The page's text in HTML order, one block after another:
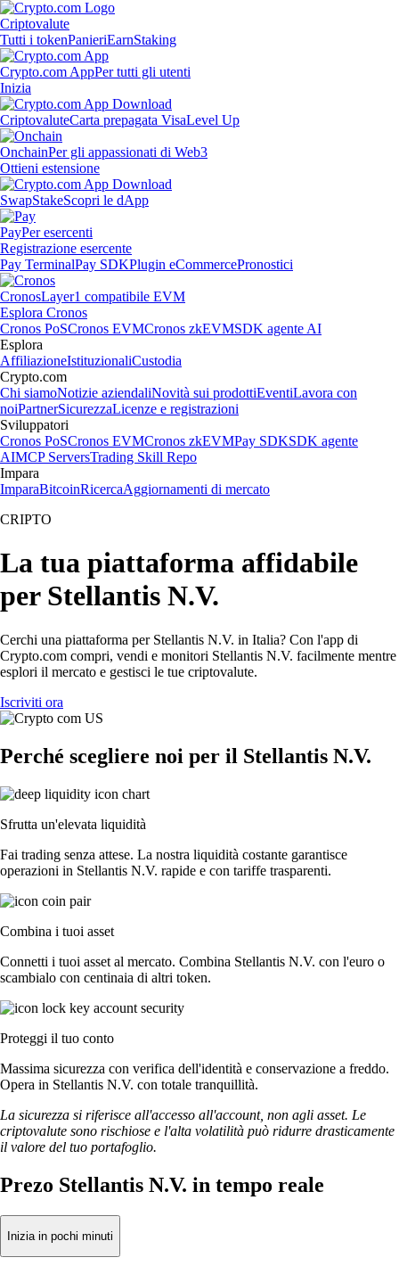
Criptovalute
Tutti i tokenPanieriEarnStaking
Crypto.com AppPer tutti gli utenti
Inizia
CriptovaluteCarta prepagata VisaLevel Up
OnchainPer gli appassionati di Web3
Ottieni estensione
SwapStakeScopri le dApp
PayPer esercenti
Registrazione esercente
Pay TerminalPay SDKPlugin eCommercePronostici
CronosLayer1 compatibile EVM
Esplora Cronos
Cronos PoSCronos EVMCronos zkEVMSDK agente AI
Esplora
AffiliazioneIstituzionaliCustodia
Crypto.com
Chi siamoNotizie aziendaliNovità sui prodottiEventiLavora con
noiPartnerSicurezzaLicenze e registrazioni
Sviluppatori
Cronos PoSCronos EVMCronos zkEVMPay SDKSDK agente
AIMCP ServersTrading Skill Repo
Impara
ImparaBitcoinRicercaAggiornamenti di mercato
CRIPTO
La tua piattaforma affidabile
per Stellantis N.V.
Cerchi una piattaforma per Stellantis N.V. in Italia? Con l'app di
Crypto.com compri, vendi e monitori Stellantis N.V. facilmente mentre
esplori il mercato e gestisci le tue criptovalute.
Iscriviti ora
Perché scegliere noi per il Stellantis N.V.
Sfrutta un'elevata liquidità
Fai trading senza attese. La nostra liquidità costante garantisce
operazioni in Stellantis N.V. rapide e con tariffe trasparenti.
Combina i tuoi asset
Connetti i tuoi asset al mercato. Combina Stellantis N.V. con l'euro o
scambialo con centinaia di altri token.
Proteggi il tuo conto
Massima sicurezza con verifica dell'identità e conservazione a freddo.
Opera in Stellantis N.V. con totale tranquillità.
La sicurezza si riferisce all'accesso all'account, non agli asset. Le
criptovalute sono rischiose e l'alta volatilità può ridurre drasticamente
il valore del tuo portafoglio.
Prezo Stellantis N.V. in tempo reale
Inizia in pochi minuti